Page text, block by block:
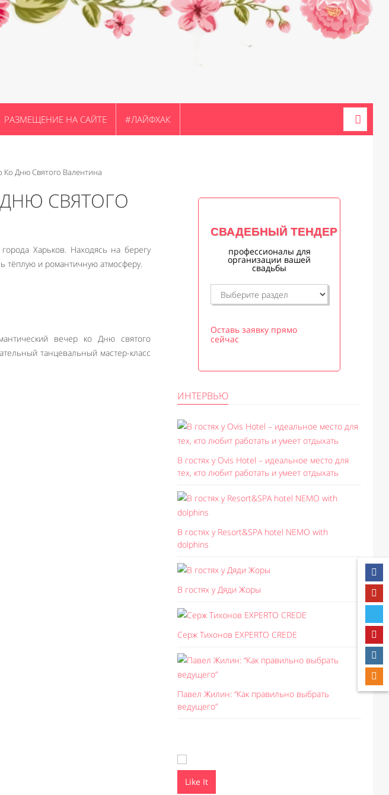
РАЗМЕЩЕНИЕ НА САЙТЕ #ЛАЙФХАК
Ко Дню Святого Валентина
СВЯТОГО
Харьков. Находясь на берегу
тёплую и романтичную атмосферу.
вечер ко Дню святого
танцевальный мастер-класс
СВАДЕБНЫЙ ТЕНДЕР
профессионалы для
организации вашей
свадьбы
Оставь заявку прямо
сейчас
ИНТЕРВЬЮ
В гостях у Ovis Hotel – идеальное место для
тех, кто любит работать и умеет отдыхать
В гостях у Resort&SPA hotel NEMO with
dolphins
В гостях у Дяди Жоры
Серж Тихонов EXPERTO CREDE
Павел Жилин: “Как правильно выбрать
ведущего”
Like It